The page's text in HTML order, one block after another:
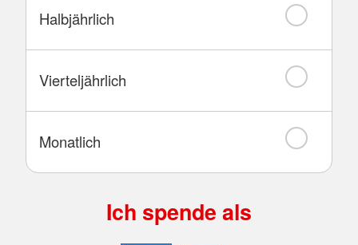
Halbjährlich
Vierteljährlich
Monatlich
Ich spende als